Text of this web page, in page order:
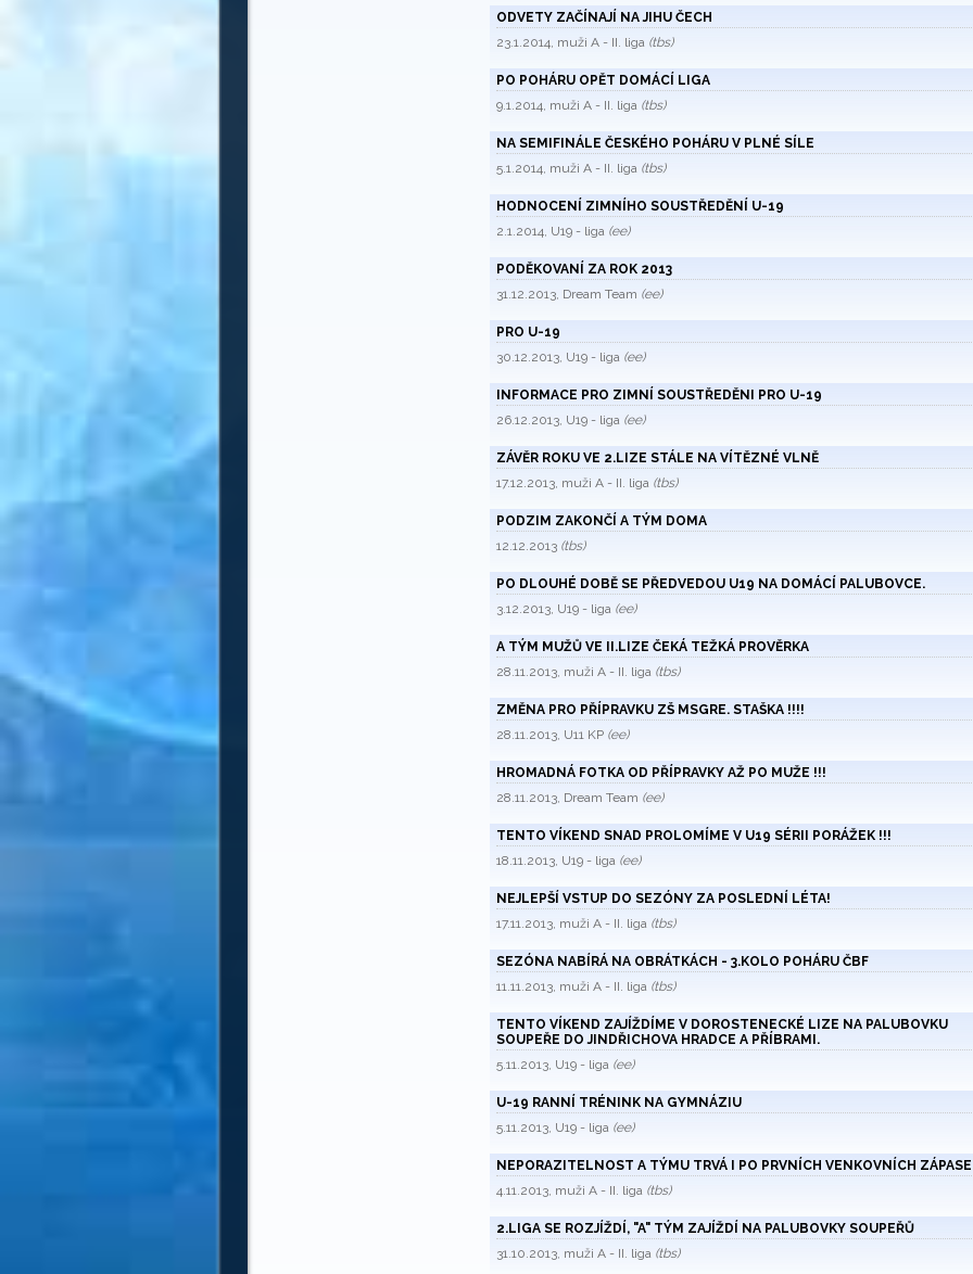
ODVETY ZAČÍNAJÍ NA JIHU ČECH
23.1.2014, muži A - II. liga (tbs)
PO POHÁRU OPĚT DOMÁCÍ LIGA
9.1.2014, muži A - II. liga (tbs)
NA SEMIFINÁLE ČESKÉHO POHÁRU V PLNÉ SÍLE
5.1.2014, muži A - II. liga (tbs)
HODNOCENÍ ZIMNÍHO SOUSTŘEDĚNÍ U-19
2.1.2014, U19 - liga (ee)
PODĚKOVANÍ ZA ROK 2013
31.12.2013, Dream Team (ee)
PRO U-19
30.12.2013, U19 - liga (ee)
INFORMACE PRO ZIMNÍ SOUSTŘEDĚNI PRO U-19
26.12.2013, U19 - liga (ee)
ZÁVĚR ROKU VE 2.LIZE STÁLE NA VÍTĚZNÉ VLNĚ
17.12.2013, muži A - II. liga (tbs)
PODZIM ZAKONČÍ A TÝM DOMA
12.12.2013 (tbs)
PO DLOUHÉ DOBĚ SE PŘEDVEDOU U19 NA DOMÁCÍ PALUBOVCE.
3.12.2013, U19 - liga (ee)
A TÝM MUŽŮ VE II.LIZE ČEKÁ TEŽKÁ PROVĚRKA
28.11.2013, muži A - II. liga (tbs)
ZMĚNA PRO PŘÍPRAVKU ZŠ MSGRE. STAŠKA !!!!
28.11.2013, U11 KP (ee)
HROMADNÁ FOTKA OD PŘÍPRAVKY AŽ PO MUŽE !!!
28.11.2013, Dream Team (ee)
TENTO VÍKEND SNAD PROLOMÍME V U19 SÉRII PORÁŽEK !!!
18.11.2013, U19 - liga (ee)
NEJLEPŠÍ VSTUP DO SEZÓNY ZA POSLEDNÍ LÉTA!
17.11.2013, muži A - II. liga (tbs)
SEZÓNA NABÍRÁ NA OBRÁTKÁCH - 3.KOLO POHÁRU ČBF
11.11.2013, muži A - II. liga (tbs)
TENTO VÍKEND ZAJÍŽDÍME V DOROSTENECKÉ LIZE NA PALUBOVKU
SOUPEŘE DO JINDŘICHOVA HRADCE A PŘÍBRAMI.
5.11.2013, U19 - liga (ee)
U-19 RANNÍ TRÉNINK NA GYMNÁZIU
5.11.2013, U19 - liga (ee)
NEPORAZITELNOST A TÝMU TRVÁ I PO PRVNÍCH VENKOVNÍCH
4.11.2013, muži A - II. liga (tbs)
2.LIGA SE ROZJÍŽDÍ, "A" TÝM ZAJÍŽDÍ NA PALUBOVKY SOUPEŘŮ
31.10.2013, muži A - II. liga (tbs)